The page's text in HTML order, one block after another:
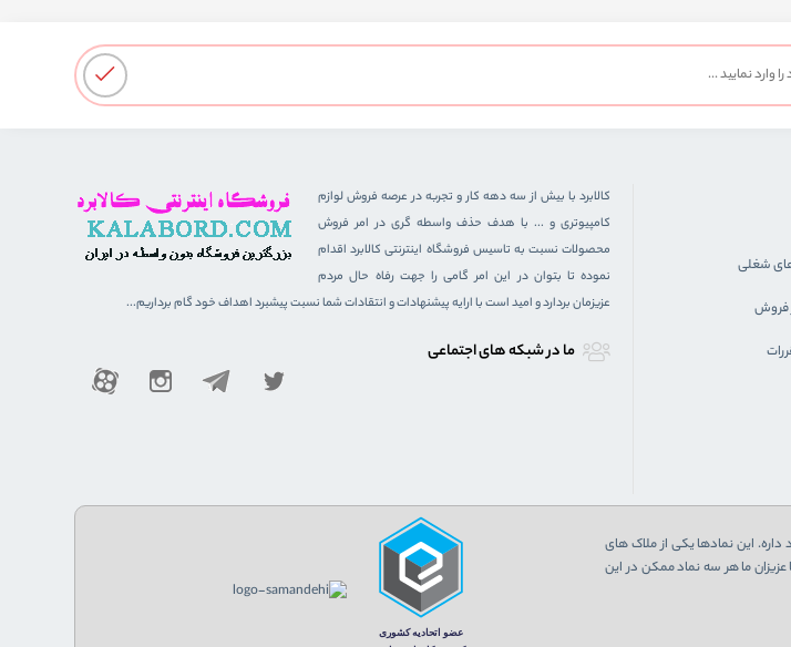
شغلی
فروش
کالابرد با بیش از سه دهه کار و تجربه در عرصه فروش لوازم
کامپیوتری و ... با هدف حذف واسطه گری در امر فروش
محصولات نسبت به تاسیس فروشگاه اینترنتی کالابرد اقدام
نموده تا بتوان در این امر گامی را جهت رفاه حال مردم
عزیزمان بردارد و امید است با ارایه پیشنهادات و انتقادات شما نسبت پیشبرد اهداف خود گام برداریم...
ما در شبكه های اجتماعی
این نمادها یکی از ملاک های
نهاد به فروشگاه اعطا میشه 772برای اطمینان خاطر شما عزیزان ما هر سه نماد ممکن در این